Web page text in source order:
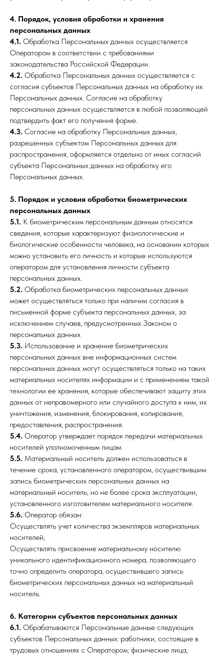
4. Порядок, условия обработки и хранения
персональных данных
4.1. Обработка Персональных данных осуществляется
Оператором в соответствии с требованиями
законодательства Российской Федерации.
4.2. Обработка Персональных данных осуществляется с
согласия субъектов Персональных данных на обработку их
Персональных данных. Согласие на обработку
персональных данных осуществляется в любой позволяющей
подтвердить факт его получения форме.
4.3. Согласие на обработку Персональных данных,
разрешенных субъектом Персональных данных для
распространения, оформляется отдельно от иных согласий
субъекта Персональных данных на обработку его
Персональных данных.
5. Порядок и условия обработки биометрических
персональных данных
5.1. К биометрическим персональным данным относятся
сведения, которые характеризуют физиологические и
биологические особенности человека, на основании которых
можно установить его личность и которые используются
оператором для установления личности субъекта
персональных данных.
5.2. Обработка биометрических персональных данных
может осуществляться только при наличии согласия в
письменной форме субъекта персональных данных, за
исключением случаев, предусмотренных Законом о
персональных данных
5.3. Использование и хранение биометрических
персональных данных вне информационных систем
персональных данных могут осуществляться только на таких
материальных носителях информации и с применением такой
технологии ее хранения, которые обеспечивают защиту этих
данных от неправомерного или случайного доступа к ним, их
уничтожения, изменения, блокирования, копирования,
предоставления, распространения.
5.4. Оператор утверждает порядок передачи материальных
носителей уполномоченным лицам.
5.5. Материальный носитель должен использоваться в
течение срока, установленного оператором, осуществившим
запись биометрических персональных данных на
материальный носитель, но не более срока эксплуатации,
установленного изготовителем материального носителя.
5.6. Оператор обязан:
Осуществлять учет количества экземпляров материальных
носителей;
Осуществлять присвоение материальному носителю
уникального идентификационного номера, позволяющего
точно определить оператора, осуществившего запись
биометрических персональных данных на материальный
носитель.
6. Категории субъектов персональных данных
6.1. Обрабатываются Персональные данные следующих
субъектов Персональных данных: работники, состоящие в
трудовых отношениях с Оператором; физические лица,